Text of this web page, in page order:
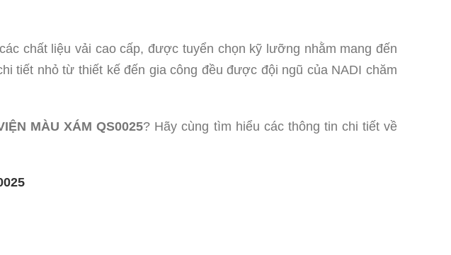
chất liệu vải cao cấp, được tuyển chọn kỹ lưỡng nhằm mang đến
tiết nhỏ từ thiết kế đến gia công đều được đội ngũ của NADI chăm
MÀU XÁM QS0025? Hãy cùng tìm hiểu các thông tin chi tiết về